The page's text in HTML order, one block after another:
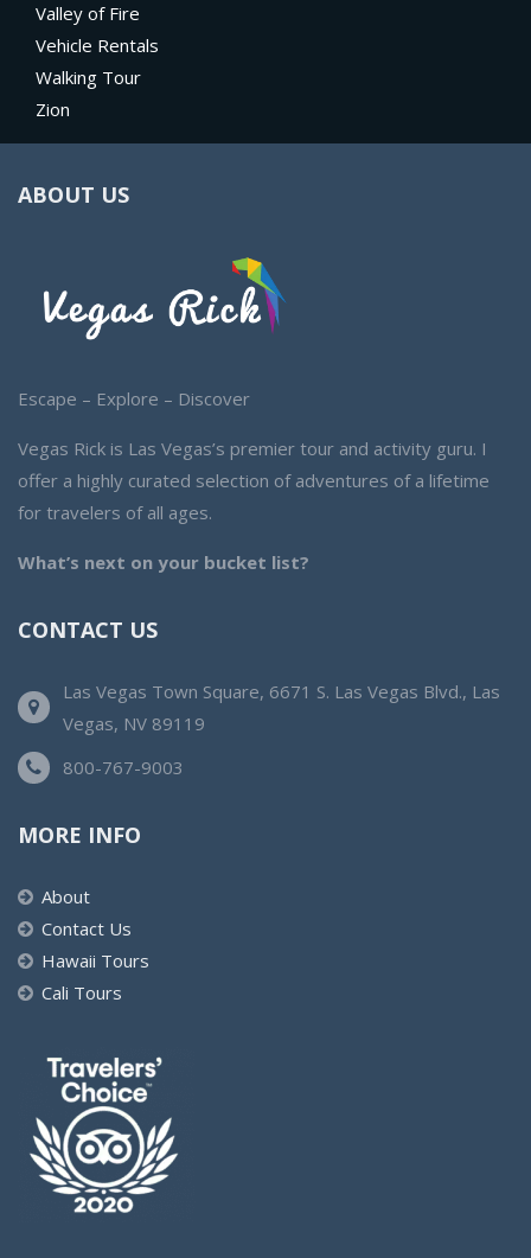
Valley of Fire
Vehicle Rentals
Walking Tour
Zion
ABOUT US
Escape – Explore – Discover
Vegas Rick is Las Vegas’s premier tour and activity guru. I
offer a highly curated selection of adventures of a lifetime
for travelers of all ages.
What’s next on your bucket list?
CONTACT US
Las Vegas Town Square, 6671 S. Las Vegas Blvd., Las
Vegas, NV 89119
800-767-9003
MORE INFO
About
Contact Us
Hawaii Tours
Cali Tours